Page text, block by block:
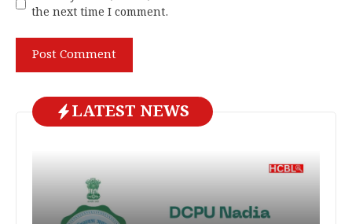
the next time I comment.
LATEST NEWS